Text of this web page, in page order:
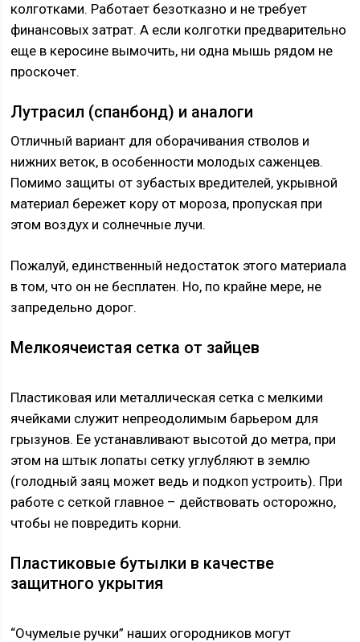
колготками. Работает безотказно и не требует
финансовых затрат. А если колготки предварительно
еще в керосине вымочить, ни одна мышь рядом не
проскочет.
Лутрасил (спанбонд) и аналоги
Отличный вариант для оборачивания стволов и
нижних веток, в особенности молодых саженцев.
Помимо защиты от зубастых вредителей, укрывной
материал бережет кору от мороза, пропуская при
этом воздух и солнечные лучи.
Пожалуй, единственный недостаток этого материала
в том, что он не бесплатен. Но, по крайне мере, не
запредельно дорог.
Мелкоячеистая сетка от зайцев
Пластиковая или металлическая сетка с мелкими
ячейками служит непреодолимым барьером для
грызунов. Ее устанавливают высотой до метра, при
этом на штык лопаты сетку углубляют в землю
(голодный заяц может ведь и подкоп устроить). При
работе с сеткой главное – действовать осторожно,
чтобы не повредить корни.
Пластиковые бутылки в качестве
защитного укрытия
“Очумелые ручки” наших огородников могут